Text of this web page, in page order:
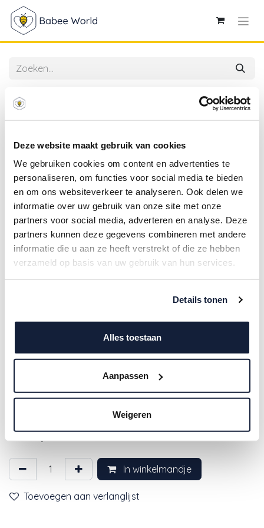
Deze website maakt gebruik van cookies
We gebruiken cookies om content en advertenties te
personaliseren, om functies voor social media te bieden
en om ons websiteverkeer te analyseren. Ook delen we
informatie over uw gebruik van onze site met onze
partners voor social media, adverteren en analyse. Deze
partners kunnen deze gegevens combineren met andere
informatie die u aan ze heeft verstrekt of die ze hebben
verzameld op basis van uw gebruik van hun services.
Details tonen
Alles toestaan
Aanpassen
Weigeren
4SO | Tuinstoel Beverly Living Chair Latte met 3
Kussen
4SO | Tuinstoel Beverly Living
Chair Latte met 3 Kussen
1.099,00€
In winkelmandje
Toevoegen aan verlanglijst